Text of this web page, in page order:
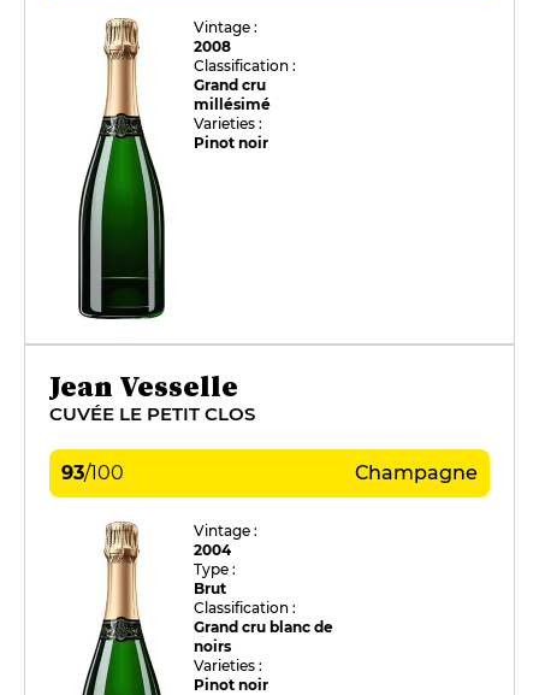
Vintage :
2008
Classification :
Grand cru
millésimé
Varieties :
Pinot noir
Jean Vesselle
CUVÉE LE PETIT CLOS
93/100 Champagne
Vintage :
2004
Type :
Brut
Classification :
Grand cru blanc de
noirs
Varieties :
Pinot noir